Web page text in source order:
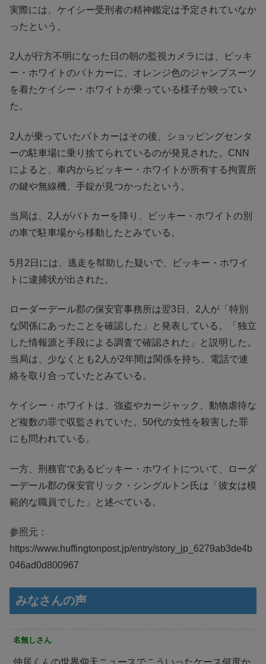
実際には、ケイシー受刑者の精神鑑定は予定されていなか
ったという。
2人が行方不明になった日の朝の監視カメラには、ビッキ
ー・ホワイトのパトカーに、オレンジ色のジャンプスーツ
を着たケイシー・ホワイトが乗っている様子が映ってい
た。
2人が乗っていたパトカーはその後、ショッピングセンタ
ーの駐車場に乗り捨てられているのが発見された。CNN
によると、車内からビッキー・ホワイトが所有する拘置所
の鍵や無線機、手錠が見つかったという。
当局は、2人がパトカーを降り、ビッキー・ホワイトの別
の車で駐車場から移動したとみている。
5月2日には、逃走を幇助した疑いで、ビッキー・ホワイ
トに逮捕状が出された。
ローダーデール郡の保安官事務所は翌3日、2人が「特別
な関係にあったことを確認した」と発表している。「独立
した情報源と手段による調査で確認された」と説明した。
当局は、少なくとも2人が2年間は関係を持ち、電話で連
絡を取り合っていたとみている。
ケイシー・ホワイトは、強盗やカージャック、動物虐待な
ど複数の罪で収監されていた。50代の女性を殺害した罪
にも問われている。
一方、刑務官であるビッキー・ホワイトについて、ローダ
ーデール郡の保安官リック・シングルトン氏は「彼女は模
範的な職員でした」と述べている。
参照元：
https://www.huffingtonpost.jp/entry/story_jp_6279ab3de4b
046ad0d800967
みなさんの声
名無しさん
仲居くんの世界仰天ニュースでこういったケース何度か